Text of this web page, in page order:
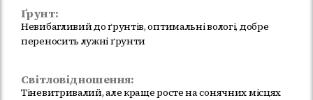
Ґрунт:
Невибагливий до ґрунтів, оптимальні вологі, добре
переносить лужні ґрунти
Світловідношення:
Тіневитривалий, але краще росте на сонячних місцях